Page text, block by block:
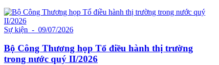
Sự kiện - 09/07/2026
Bộ Công Thương họp Tổ điều hành thị trường
trong nước quý II/2026